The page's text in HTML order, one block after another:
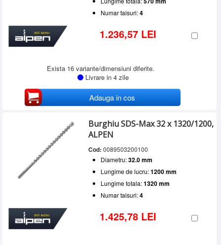
Numar taisuri:4
1.236,57 LEI
Exista 16 variante/dimensiuni diferite.
Livrare in 4 zile
Adauga in cos
Burghiu SDS-Max 32 x 1320/1200,
ALPEN
Cod: 0089503200100
Diametru:32.0 mm
Lungime de lucru:1200 mm
Lungime totala:1320 mm
Numar taisuri:4
1.425,78 LEI